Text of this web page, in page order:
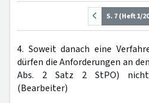
S. 7 (Heft 1/
4. Soweit danach eine
dürfen die Anforderungen an
Abs. 2 Satz 2 StPO) nicht
(Bearbeiter)